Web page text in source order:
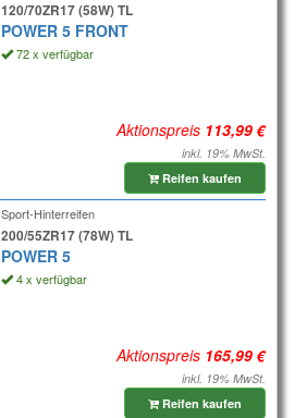
120/70ZR17 (58W) TL
POWER 5 FRONT
72 x verfügbar
Aktionspreis
inkl. 19% MwSt.
Reifen kaufen
Sport-Hinterreifen
200/55ZR17 (78W) TL
POWER 5
4 x verfügbar
Aktionspreis
inkl. 19% MwSt.
Reifen kaufen